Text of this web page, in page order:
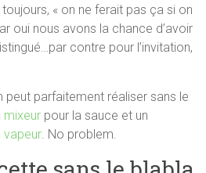
« on ne ferait pas ça si on
oui nous avons la chance d’avoir
contre pour l’invitation,
peut parfaitement réaliser sans le
mixeur pour la sauce et un
vapeur. No problem.